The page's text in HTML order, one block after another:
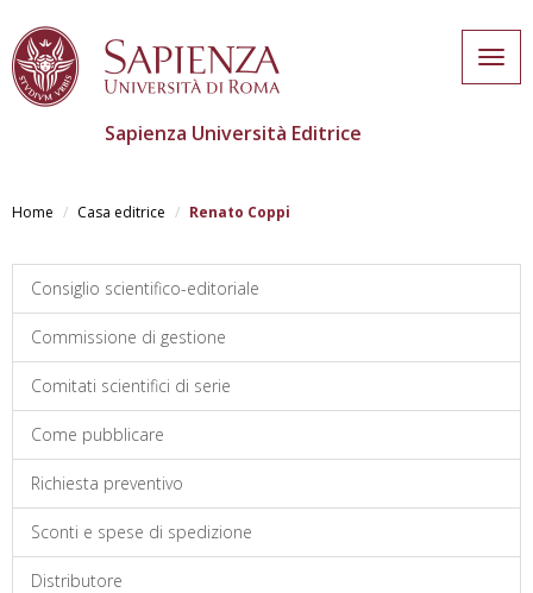
main
Sapienza Università Editrice
Home Casa editrice Renato Coppi
Consiglio scientifico-editoriale
Commissione di gestione
Comitati scientifici di serie
Come pubblicare
Richiesta preventivo
Sconti e spese di spedizione
Distributore